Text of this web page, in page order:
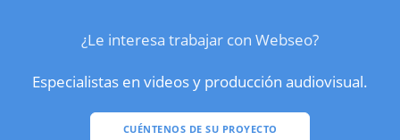
¿Le interesa trabajar con Webseo?
Especialistas en videos y producción audiovisual.
CUÉNTENOS DE SU PROYECTO